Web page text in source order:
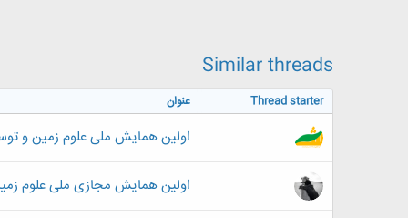
Similar threads
Thread starter عنوان
اولین همایش ملی علوم زمین و
اولین همایش مجازی ملی علوم